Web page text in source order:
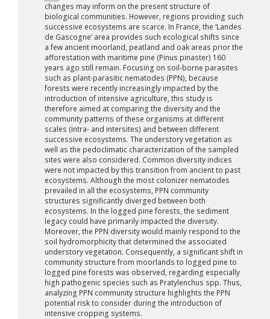
changes may inform on the present structure of
biological communities. However, regions providing such
successive ecosystems are scarce. In France, the ‘Landes
de Gascogne’ area provides such ecological shifts since
a few ancient moorland, peatland and oak areas prior the
afforestation with maritime pine (Pinus pinaster) 160
years ago still remain. Focusing on soil-borne parasites
such as plant-parasitic nematodes (PPN), because
forests were recently increasingly impacted by the
introduction of intensive agriculture, this study is
therefore aimed at comparing the diversity and the
community patterns of these organisms at different
scales (intra- and intersites) and between different
successive ecosystems. The understory vegetation as
well as the pedoclimatic characterization of the sampled
sites were also considered. Common diversity indices
were not impacted by this transition from ancient to past
ecosystems. Although the most colonizer nematodes
prevailed in all the ecosystems, PPN community
structures significantly diverged between both
ecosystems. In the logged pine forests, the sediment
legacy could have primarily impacted the diversity.
Moreover, the PPN diversity would mainly respond to the
soil hydromorphicity that determined the associated
understory vegetation. Consequently, a significant shift in
community structure from moorlands to logged pine to
logged pine forests was observed, regarding especially
high pathogenic species such as Pratylenchus spp. Thus,
analyzing PPN community structure highlights the PPN
potential risk to consider during the introduction of
intensive cropping systems.